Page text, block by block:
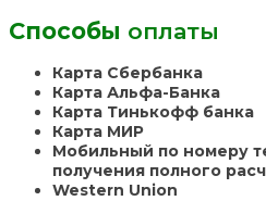
Способы оплаты
Карта Сбербанка
Карта Альфа-Банка
Карта Тинькофф банка
Карта МИР
Мобильный по номеру
получения полного
Western Union